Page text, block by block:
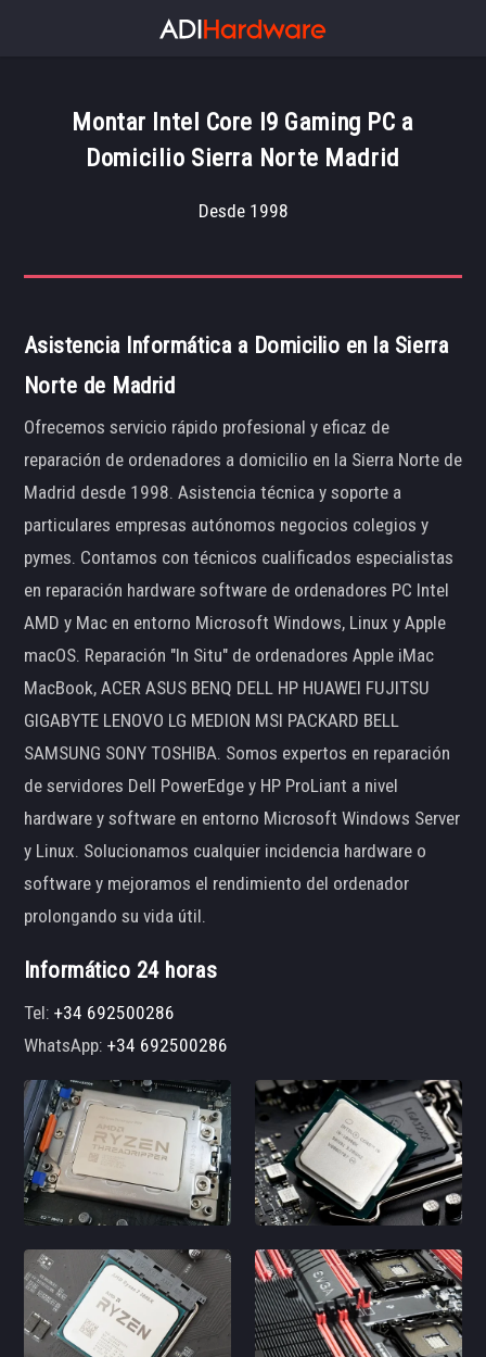
Montar Intel Core I9 Gaming PC a
Domicilio Sierra Norte Madrid
Desde 1998
Asistencia Informática a Domicilio en la Sierra
Norte de Madrid
Ofrecemos servicio rápido profesional y eficaz de
reparación de ordenadores a domicilio en la Sierra Norte de
Madrid desde 1998. Asistencia técnica y soporte a
particulares empresas autónomos negocios colegios y
pymes. Contamos con técnicos cualificados especialistas
en reparación hardware software de ordenadores PC Intel
AMD y Mac en entorno Microsoft Windows, Linux y Apple
macOS. Reparación "In Situ" de ordenadores Apple iMac
MacBook, ACER ASUS BENQ DELL HP HUAWEI FUJITSU
GIGABYTE LENOVO LG MEDION MSI PACKARD BELL
SAMSUNG SONY TOSHIBA. Somos expertos en reparación
de servidores Dell PowerEdge y HP ProLiant a nivel
hardware y software en entorno Microsoft Windows Server
y Linux. Solucionamos cualquier incidencia hardware o
software y mejoramos el rendimiento del ordenador
prolongando su vida útil.
Informático 24 horas
Tel:+34 692500286
WhatsApp:+34 692500286